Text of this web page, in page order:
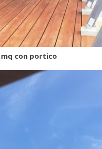
mq con portico